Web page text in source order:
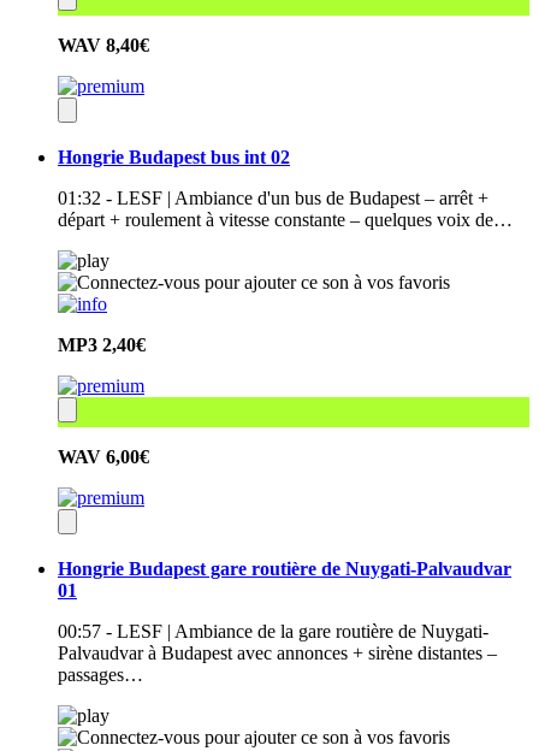
WAV 8,40€
Hongrie Budapest bus int 02
01:32 - LESF | Ambiance d'un bus de Budapest – arrêt +
départ + roulement à vitesse constante – quelques voix de…
MP3 2,40€
WAV 6,00€
Hongrie Budapest gare routière de Nuygati-Palvaudvar
01
00:57 - LESF | Ambiance de la gare routière de Nuygati-
Palvaudvar à Budapest avec annonces + sirène distantes –
passages…